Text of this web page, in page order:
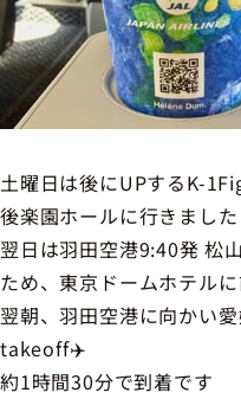
土曜日は後にUPするK-
後楽園ホールに行きました
翌日は羽田空港9:40発 松
ため、東京ドームホテル
翌朝、羽田空港に向かい
takeoff✈️
約1時間30分で到着です